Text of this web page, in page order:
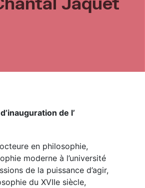
de l’
en philosophie,
moderne à l’université
de la puissance d’agir,
du XVIIe siècle,